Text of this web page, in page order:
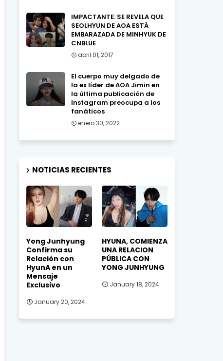
IMPACTANTE: SE REVELA QUE
SEOLHYUN DE AOA ESTÁ
EMBARAZADA DE MINHYUK DE
CNBLUE
abril 01, 2017
El cuerpo muy delgado de
la ex líder de AOA Jimin en
la última publicación de
Instagram preocupa a los
fanáticos
enero 30, 2022
NOTICIAS RECIENTES
Yong Junhyung
Confirma su
Relación con
HyunA en un
Mensaje
Exclusivo
January 20, 2024
HYUNA, COMIENZA
UNA RELACION
PÚBLICA CON
YONG JUNHYUNG
January 18, 2024